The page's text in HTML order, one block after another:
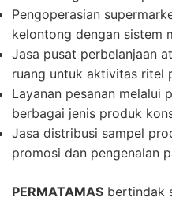
Pengoperasian
kelontong dengan sistem
Jasa pusat perbelanjaan
ruang untuk aktivitas ritel
Layanan pesanan melalui
berbagai jenis produk
Jasa distribusi sampel
promosi dan pengenalan
PERMATAMAS bertindak